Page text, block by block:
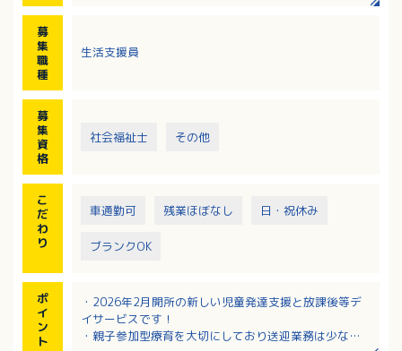
※近隣への送迎業務をお願いする事があります（社用
募
集
職
種
生活支援員
募
集
資
格
社会福祉士 その他
こ
だ
わ
り
車通勤可 残業ほぼなし 日・祝休み
ブランクOK
ポ
イ
ン
ト
・2026年2月開所の新しい児童発達支援と放課後等デ
イサービスです！
・親子参加型療育を大切にしており送迎業務は少なめ